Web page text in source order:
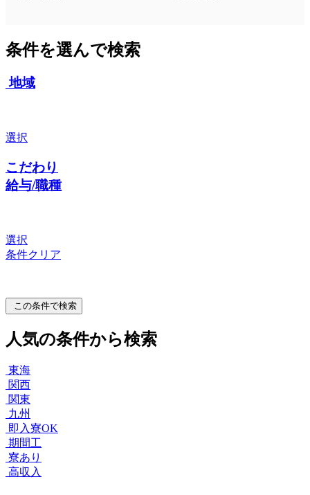
条件を選んで検索
地域
選択
こだわり
給与/職種
選択
条件クリア
この条件で検索
人気の条件から検索
東海
関西
関東
九州
即入寮OK
期間工
寮あり
高収入